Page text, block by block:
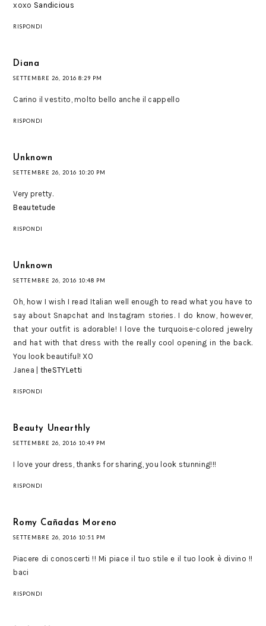
xoxo Sandicious
RISPONDI
Diana
SETTEMBRE 26, 2016 8:29 PM
Carino il vestito, molto bello anche il cappello
RISPONDI
Unknown
SETTEMBRE 26, 2016 10:20 PM
Very pretty.
Beautetude
RISPONDI
Unknown
SETTEMBRE 26, 2016 10:48 PM
Oh, how I wish I read Italian well enough to read what you have to
say about Snapchat and Instagram stories. I do know, however,
that your outfit is adorable! I love the turquoise-colored jewelry
and hat with that dress with the really cool opening in the back.
You look beautiful! XO
Janea | theSTYLetti
RISPONDI
Beauty Unearthly
SETTEMBRE 26, 2016 10:49 PM
I love your dress, thanks for sharing, you look stunning!!!
RISPONDI
Romy Cañadas Moreno
SETTEMBRE 26, 2016 10:51 PM
Piacere di conoscerti !! Mi piace il tuo stile e il tuo look è divino !!
baci
RISPONDI